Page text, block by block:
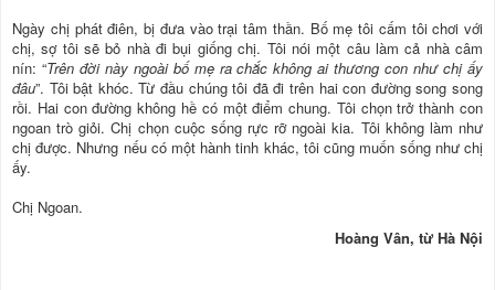
Ngày chị phát điên, bị đưa vào trại tâm thần. Bố mẹ tôi cấm tôi chơi với
chị, sợ tôi sẽ bỏ nhà đi bụi giống chị. Tôi nói một câu làm cả nhà câm
nín: “Trên đời này ngoài bố mẹ ra chắc không ai thương con như chị ấy
đâu”. Tôi bật khóc. Từ đầu chúng tôi đã đi trên hai con đường song song
rồi. Hai con đường không hề có một điểm chung. Tôi chọn trở thành con
ngoan trò giỏi. Chị chọn cuộc sống rực rỡ ngoài kia. Tôi không làm như
chị được. Nhưng nếu có một hành tinh khác, tôi cũng muốn sống như chị
ấy.
Chị Ngoan.
Hoàng Vân, từ Hà Nội